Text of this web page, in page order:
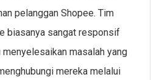
pelanggan Shopee. Tim
biasanya sangat responsif
masalah yang
mereka melalui